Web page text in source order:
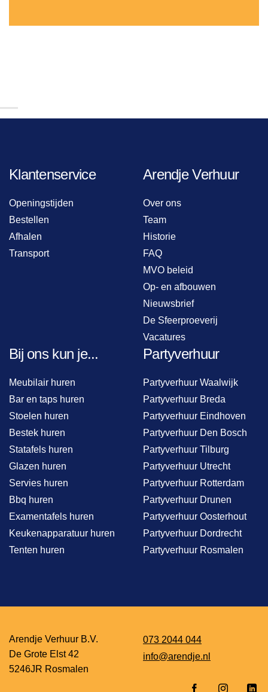
Klantenservice
Openingstijden
Bestellen
Afhalen
Transport
Arendje Verhuur
Over ons
Team
Historie
FAQ
MVO beleid
Op- en afbouwen
Nieuwsbrief
De Sfeerproeverij
Vacatures
Bij ons kun je...
Meubilair huren
Bar en taps huren
Stoelen huren
Bestek huren
Statafels huren
Glazen huren
Servies huren
Bbq huren
Examentafels huren
Keukenapparatuur huren
Tenten huren
Partyverhuur
Partyverhuur Waalwijk
Partyverhuur Breda
Partyverhuur Eindhoven
Partyverhuur Den Bosch
Partyverhuur Tilburg
Partyverhuur Utrecht
Partyverhuur Rotterdam
Partyverhuur Drunen
Partyverhuur Oosterhout
Partyverhuur Dordrecht
Partyverhuur Rosmalen
Arendje Verhuur B.V.
De Grote Elst 42
5246JR Rosmalen
073 2044 044
info@arendje.nl